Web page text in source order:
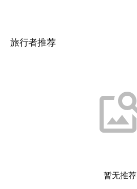
旅行者推荐
暂无推荐